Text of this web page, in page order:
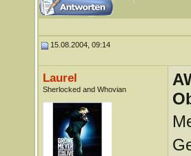
15.08.2004, 09:14
Laurel
Sherlocked and Whovian